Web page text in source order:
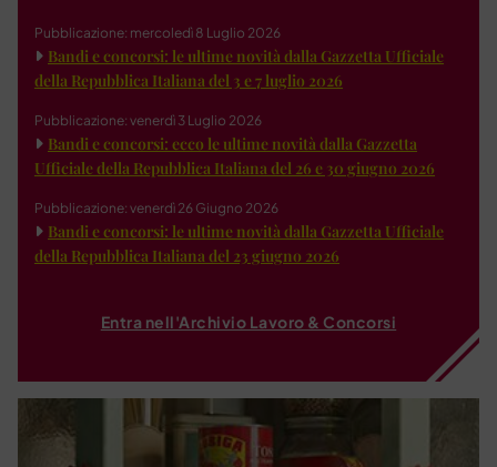
Pubblicazione: mercoledì 8 Luglio 2026
Bandi e concorsi: le ultime novità dalla Gazzetta Ufficiale
della Repubblica Italiana del 3 e 7 luglio 2026
Pubblicazione: venerdì 3 Luglio 2026
Bandi e concorsi: ecco le ultime novità dalla Gazzetta
Ufficiale della Repubblica Italiana del 26 e 30 giugno 2026
Pubblicazione: venerdì 26 Giugno 2026
Bandi e concorsi: le ultime novità dalla Gazzetta Ufficiale
della Repubblica Italiana del 23 giugno 2026
Entra nell'Archivio Lavoro & Concorsi